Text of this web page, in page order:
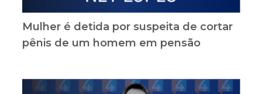
Mulher é detida por suspeita de cortar
pênis de um homem em pensão